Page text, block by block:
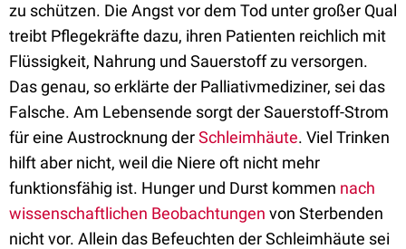
zu schützen. Die Angst vor dem Tod unter großer Qual
treibt Pflegekräfte dazu, ihren Patienten reichlich mit
Flüssigkeit, Nahrung und Sauerstoff zu versorgen.
Das genau, so erklärte der Palliativmediziner, sei das
Falsche. Am Lebensende sorgt der Sauerstoff-Strom
für eine Austrocknung derSchleimhäute. Viel Trinken
hilft aber nicht, weil die Niere oft nicht mehr
funktionsfähig ist. Hunger und Durst kommen nach
wissenschaftlichen Beobachtungen von Sterbenden
nicht vor. Allein das Befeuchten der Schleimhäute sei